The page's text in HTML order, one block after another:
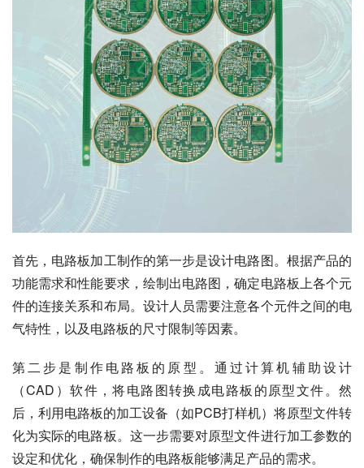
首先，电路板加工制作的第一步是设计电路图。根据产品的
功能需求和性能要求，绘制出电路图，确定电路板上各个元
件的连接关系和布局。设计人员需要注意各个元件之间的电
气特性，以及电路板的尺寸限制等因素。
第二步是制作电路板的原型。通过计算机辅助设计
（CAD）软件，将电路图转换成电路板的原型文件。然
后，利用电路板的加工设备（如PCB打样机）将原型文件转
化为实际的电路板。这一步需要对原型文件进行加工参数的
设定和优化，确保制作的电路板能够满足产品的需求。